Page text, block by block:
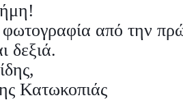
από την
δεξιά.
Κατωκοπιάς